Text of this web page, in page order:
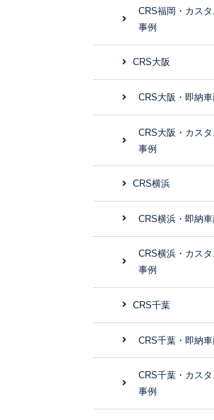
CRS福岡・カスタ
事例
CRS大阪
CRS大阪・即納車
CRS大阪・カスタ
事例
CRS横浜
CRS横浜・即納車
CRS横浜・カスタ
事例
CRS千葉
CRS千葉・即納車
CRS千葉・カスタ
事例